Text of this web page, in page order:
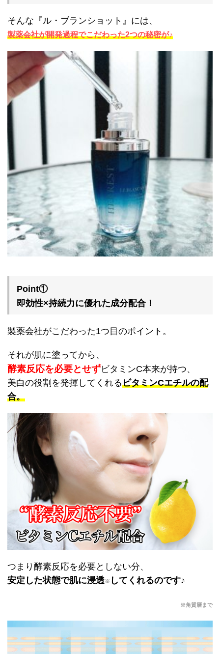
そんな『ル・ブランショット』には、
製薬会社が開発過程でこだわった2つの秘密が♪
Point①
即効性×持続力に優れた成分配合！
製薬会社がこだわった1つ目のポイント。
それが肌に塗ってから、
酵素反応を必要とせずビタミンC本来が持つ、
美白の役割を発揮してくれるビタミンCエチルの配
合。
つまり酵素反応を必要としない分、
安定した状態で肌に浸透※ してくれるのです♪
※角質層まで